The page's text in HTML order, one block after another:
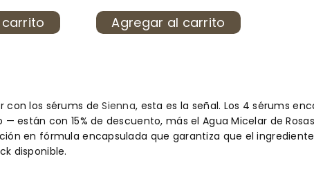
Agregar al carrito
con los sérums deSienna, esta es la señal. Los 4 sérums
— están con 15% de descuento, más el Agua Micelar de
en fórmula encapsulada que garantiza que el
disponible.